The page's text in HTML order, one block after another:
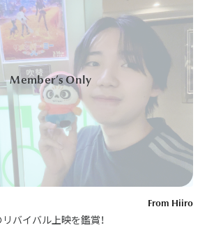
From Hiiro
リバイバル上映を鑑賞！